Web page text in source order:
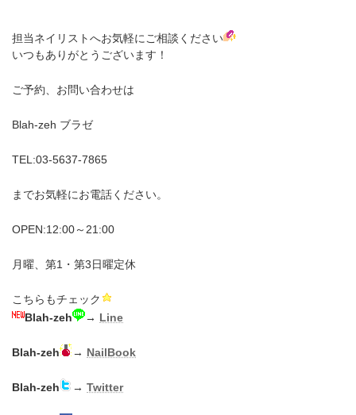
担当ネイリストへお気軽にご相談ください
いつもありがとうございます！
ご予約、お問い合わせは
Blah-zeh ブラゼ
TEL:03-5637-7865
までお気軽にお電話ください。
OPEN:12:00～21:00
月曜、第1・第3日曜定休
こちらもチェック
Blah-zeh
→ Line
Blah-zeh → NailBook
Blah-zeh → Twitter